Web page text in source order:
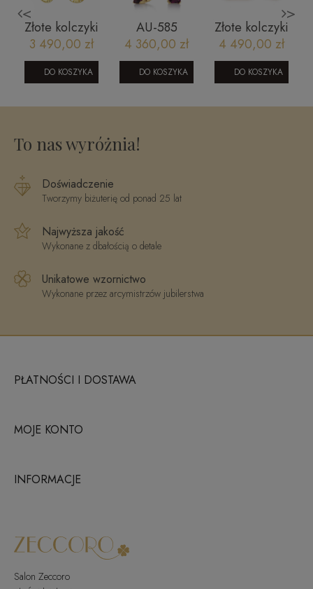
<
Złote kolczyki
z masą
perłową
20230630006C
3 490,00 zł
DO KOSZYKA
AU-585
Kolczyki
ME1028BY
4 360,00 zł
DO KOSZYKA
Złote kolczyki
kwadraty
280320254
4 490,00 zł
DO KOSZYKA
>
To nas wyróżnia!
Doświadczenie
Tworzymy biżuterię od ponad 25 lat
Najwyższa jakość
Wykonane z dbałością o detale
Unikatowe wzornictwo
Wykonane przez arcymistrzów jubilerstwa
PŁATNOŚCI I DOSTAWA
MOJE KONTO
INFORMACJE
Salon Zeccoro